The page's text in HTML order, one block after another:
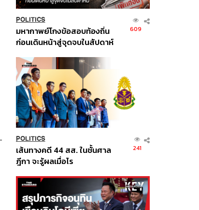
POLITICS
มหากาพย์โกงข้อสอบท้องถิ่น
ก่อนเดินหน้าสู่จุดจบในสัปดาห์
609
POLITICS
เส้นทางคดี 44 สส. ในชั้นศาล
ฎีกา จะรู้ผลเมื่อไร
241